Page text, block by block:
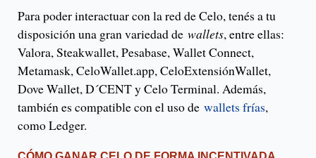
Para poder interactuar con la red de Celo, tenés a tu
disposición una gran variedad de wallets, entre ellas:
Valora, Steakwallet, Pesabase, Wallet Connect,
Metamask, CeloWallet.app, CeloExtensiónWallet,
Dove Wallet, D´CENT y Celo Terminal. Además,
también es compatible con el uso de wallets frías,
como Ledger.